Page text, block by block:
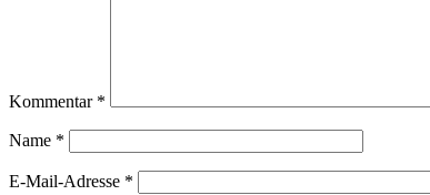
Kommentar *
Name *
E-Mail-Adresse *